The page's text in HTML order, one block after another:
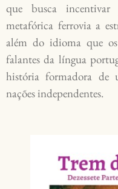
que busca incentivar
metafórica ferrovia a
além do idioma que
falantes da língua
história formadora de
nações independentes.